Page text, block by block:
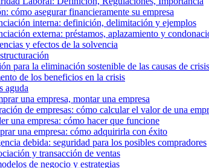
cómo asegurar financieramente su empresa
interna: definición, delimitación y ejemplos
externa: préstamos, aplazamiento y
y efectos de la solvencia
para la eliminación sostenible de las causas de
de los beneficios en la crisis
aguda
una empresa, montar una empresa
de empresas: cómo calcular el valor de una
una empresa: cómo hacer que funcione
una empresa: cómo adquirirla con éxito
debida: seguridad para los posibles compradores
y transacción de ventas
de negocio y estrategias